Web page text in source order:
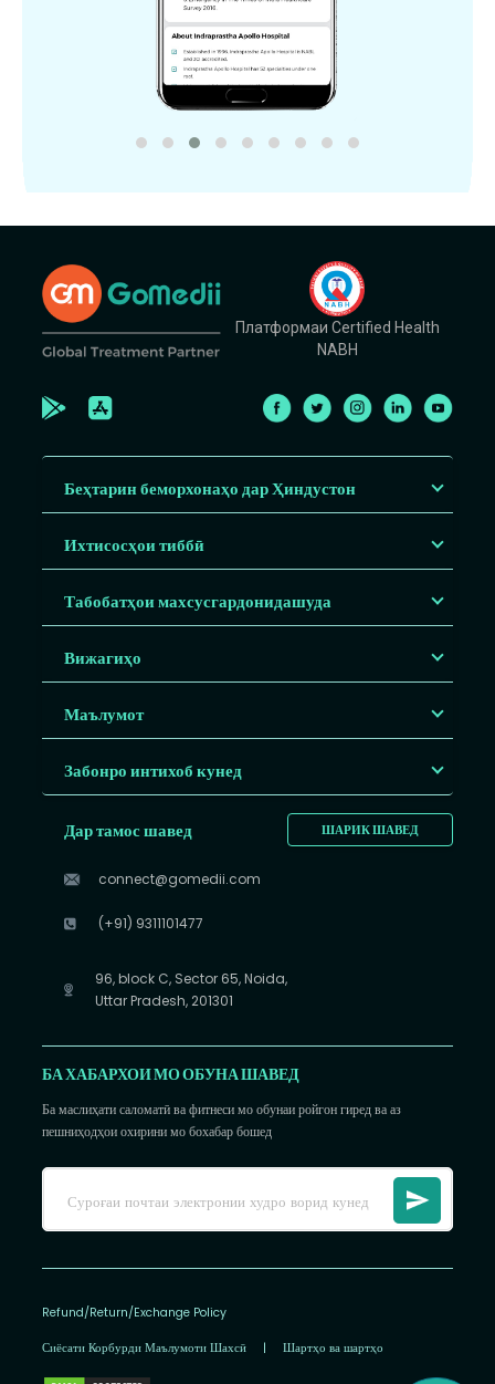
Платформаи Certified Health
NABH
Беҳтарин беморхонаҳо дар Ҳиндустон
Ихтисосҳои тиббӣ
Табобатҳои махсусгардонидашуда
Вижагиҳо
Маълумот
Забонро интихоб кунед
ШАРИК ШАВЕД
Дар тамос шавед
connect@gomedii.com
(+91) 9311101477
96, block C, Sector 65, Noida,
Uttar Pradesh, 201301
БА ХАБАРХОИ МО ОБУНА ШАВЕД
Ба маслиҳати саломатӣ ва фитнеси мо обунаи ройгон гиред ва аз
пешниҳодҳои охирини мо бохабар бошед
Refund/Return/Exchange Policy
Сиёсати Корбурди Маълумоти Шахсӣ | Шартҳо ва шартҳо